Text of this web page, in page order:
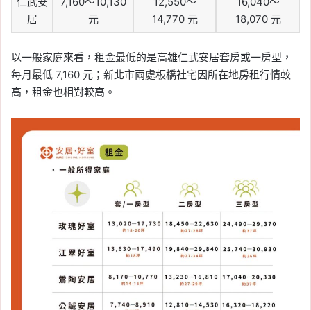
居
元
14,770 元
18,070 元
以一般家庭來看，租金最低的是高雄仁武安居套房或一房型，
每月最低 7,160 元；新北市兩處板橋社宅因所在地房租行情較
高，租金也相對較高。